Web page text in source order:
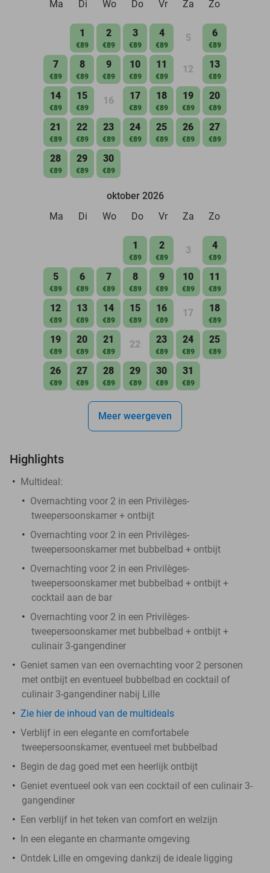
Ma
Di Wo Do Vr Za Zo
1
€89
2
€89
3
€89
4
€89
5 6
€89
7
€89
8
€89
9
€89
10
€89
11
€89
12 13
€89
14
€89
15
€89
16 17
€89
18
€89
19
€89
20
€89
21
€89
22
€89
23
€89
24
€89
25
€89
26
€89
27
€89
28
€89
29
€89
30
€89
oktober 2026
Ma
Di Wo Do Vr Za Zo
1
€89
2
€89
3 4
€89
5
€89
6
€89
7
€89
8
€89
9
€89
10
€89
11
€89
12
€89
13
€89
14
€89
15
€89
16
€89
17 18
€89
19
€89
20
€89
21
€89
22 23
€89
24
€89
25
€89
26
€89
27
€89
28
€89
29
€89
30
€89
31
€89
Meer weergeven
Highlights
Multideal:
Overnachting voor 2 in een Privilèges-
tweepersoonskamer + ontbijt
Overnachting voor 2 in een Privilèges-
tweepersoonskamer met bubbelbad + ontbijt
Overnachting voor 2 in een Privilèges-
tweepersoonskamer met bubbelbad + ontbijt +
cocktail aan de bar
Overnachting voor 2 in een Privilèges-
tweepersoonskamer met bubbelbad + ontbijt +
culinair 3-gangendiner
Geniet samen van een overnachting voor 2 personen
met ontbijt en eventueel bubbelbad en cocktail of
culinair 3-gangendiner nabij Lille
Zie hier de inhoud van de multideals
Verblijf in een elegante en comfortabele
tweepersoonskamer, eventueel met bubbelbad
Begin de dag goed met een heerlijk ontbijt
Geniet eventueel ook van een cocktail of een culinair 3-
gangendiner
Een verblijf in het teken van comfort en welzijn
In een elegante en charmante omgeving
Ontdek Lille en omgeving dankzij de ideale ligging